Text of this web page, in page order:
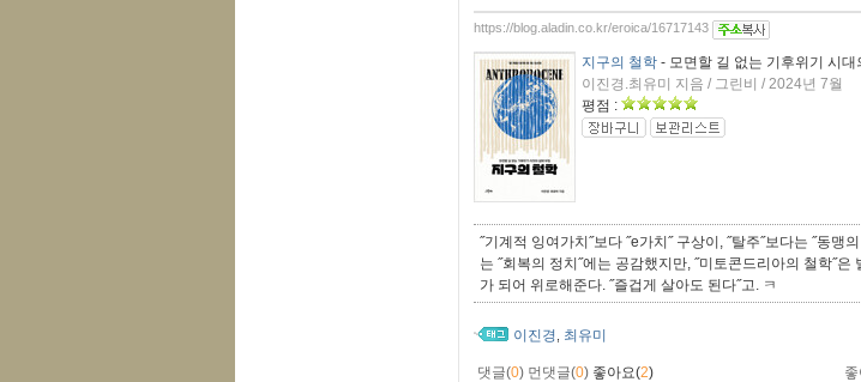
https://blog.aladin.co.kr/eroica/16717143
지구의 철학 - 모면할 길 없는 기후위기 시대
이진경.최유미 지음 / 그린비 / 2024년 7월
평점 :
˝기계적 잉여가치˝보다 ˝e가치˝ 구상이, ˝탈주˝보다는 ˝동맹
는 ˝회복의 정치˝에는 공감했지만, ˝미토콘드리아의 철학˝
가 되어 위로해준다. ˝즐겁게 살아도 된다˝고. ㅋ
이진경 최유미
댓글(0) 먼댓글(0) 좋아요(2)